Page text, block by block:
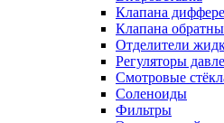
Клапана
Клапана
Отделители
Регуляторы
Смотровые
Соленоиды
Фильтры